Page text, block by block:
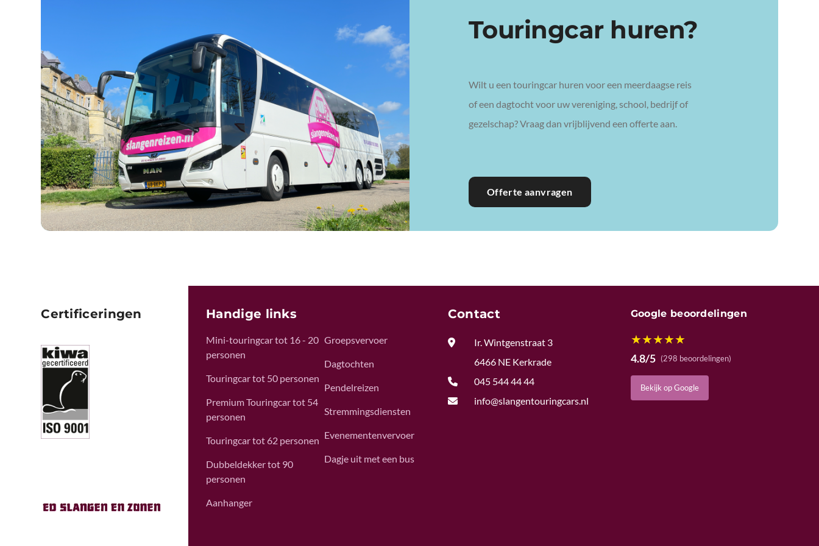
Touringcar huren?
Wilt u een touringcar huren voor een meerdaagse reis
of een dagtocht voor uw vereniging, school, bedrijf of
gezelschap? Vraag dan vrijblijvend een offerte aan.
Offerte aanvragen
Certificeringen Handige links
Mini-touringcar tot 16 - 20
personen
Touringcar tot 50 personen
Premium Touringcar tot 54
personen
Touringcar tot 62 personen
Dubbeldekker tot 90
personen
Aanhanger
Groepsvervoer
Dagtochten
Pendelreizen
Stremmingsdiensten
Evenementenvervoer
Dagje uit met een bus
Contact

Ir. Wintgenstraat 3
6466 NE Kerkrade

045 544 44 44

info@slangentouringcars.nl
Google beoordelingen
★★★★★
4.8/5 (298 beoordelingen)
Bekijk op Google